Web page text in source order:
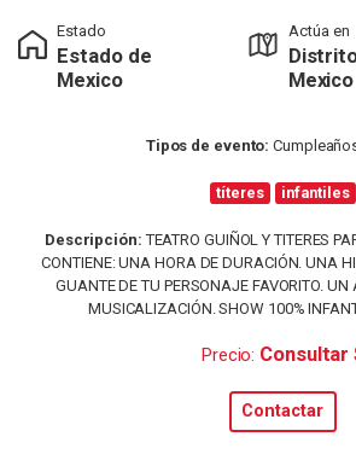
Estado
Estado de
Mexico
Actúa en
Mexico
Tipos de evento:
títeres infantiles
Descripción: TEATRO GUIÑOL Y TITERES
CONTIENE: UNA HORA DE DURACIÓN. UNA
GUANTE DE TU PERSONAJE FAVORITO. UN
MUSICALIZACIÓN. SHOW 100%
Precio: Consultar
Contactar